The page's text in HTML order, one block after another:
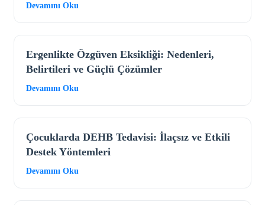
Devamını Oku
Ergenlikte Özgüven Eksikliği: Nedenleri,
Belirtileri ve Güçlü Çözümler
Devamını Oku
Çocuklarda DEHB Tedavisi: İlaçsız ve Etkili
Destek Yöntemleri
Devamını Oku